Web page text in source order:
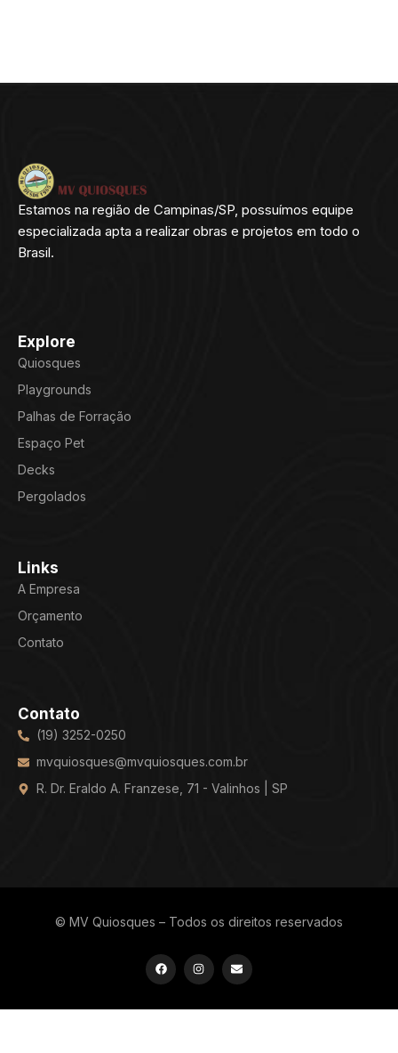
Estamos na região de Campinas/SP, possuímos equipe
especializada apta a realizar obras e projetos em todo o
Brasil.
Explore
Quiosques
Playgrounds
Palhas de Forração
Espaço Pet
Decks
Pergolados
Links
A Empresa
Orçamento
Contato
Contato
(19) 3252-0250
mvquiosques@mvquiosques.com.br
R. Dr. Eraldo A. Franzese, 71 - Valinhos | SP
© MV Quiosques – Todos os direitos reservados